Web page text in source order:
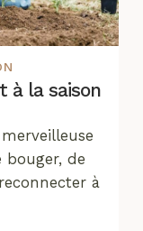
à la saison
de
à